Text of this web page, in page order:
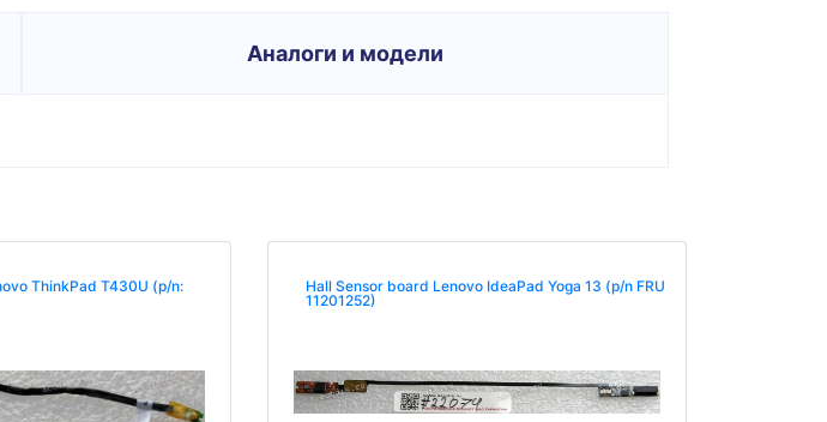
Аналоги и модели
ThinkPad T430U (p/n:
Hall Sensor board Lenovo IdeaPad Yoga 13 (p/n FRU
11201252)